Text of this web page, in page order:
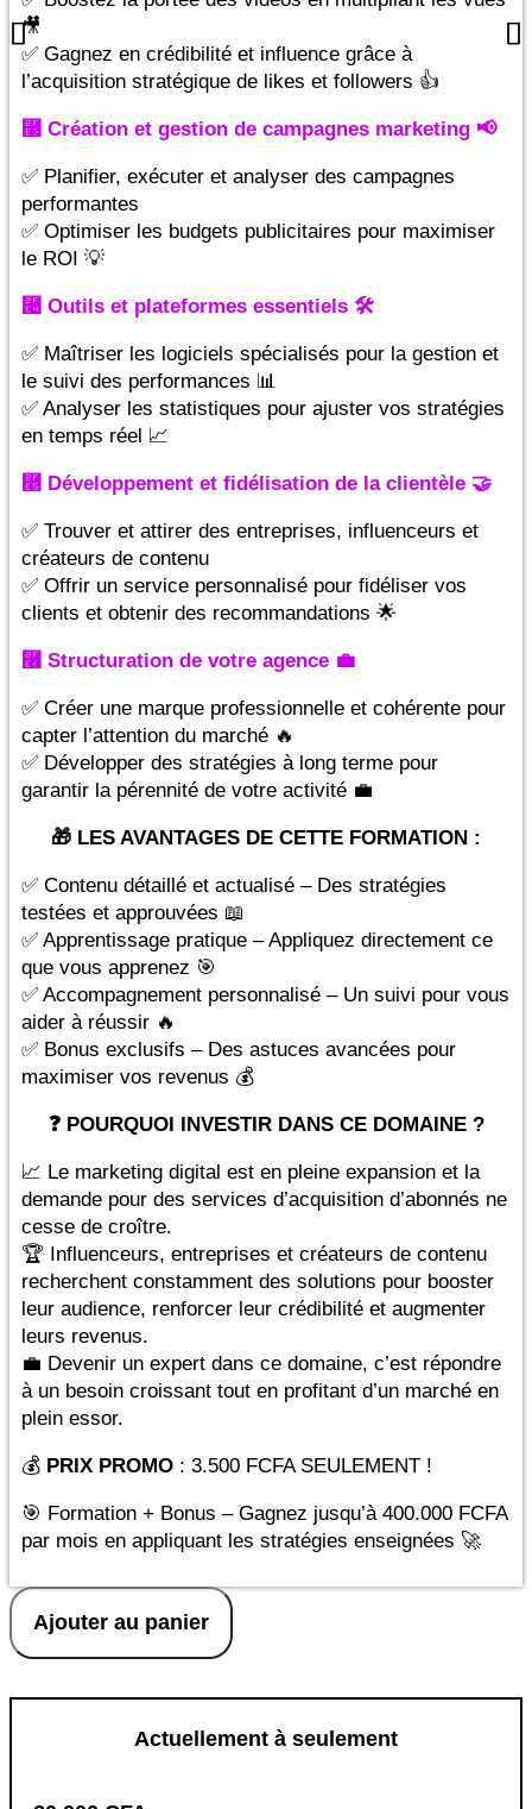
🎥
✅ Gagnez en crédibilité et influence grâce à
l’acquisition stratégique de likes et followers 👍
⿣ Création et gestion de campagnes marketing 📢
✅ Planifier, exécuter et analyser des campagnes
performantes
✅ Optimiser les budgets publicitaires pour maximiser
le ROI 💡
⿤ Outils et plateformes essentiels 🛠
✅ Maîtriser les logiciels spécialisés pour la gestion et
le suivi des performances 📊
✅ Analyser les statistiques pour ajuster vos stratégies
en temps réel 📈
⿥ Développement et fidélisation de la clientèle 🤝
✅ Trouver et attirer des entreprises, influenceurs et
créateurs de contenu
✅ Offrir un service personnalisé pour fidéliser vos
clients et obtenir des recommandations 🌟
⿦ Structuration de votre agence 💼
✅ Créer une marque professionnelle et cohérente pour
capter l’attention du marché 🔥
✅ Développer des stratégies à long terme pour
garantir la pérennité de votre activité 💼
🎁 LES AVANTAGES DE CETTE FORMATION :
✅ Contenu détaillé et actualisé – Des stratégies
testées et approuvées 📖
✅ Apprentissage pratique – Appliquez directement ce
que vous apprenez 🎯
✅ Accompagnement personnalisé – Un suivi pour vous
aider à réussir 🔥
✅ Bonus exclusifs – Des astuces avancées pour
maximiser vos revenus 💰
❓ POURQUOI INVESTIR DANS CE DOMAINE ?
📈 Le marketing digital est en pleine expansion et la
demande pour des services d’acquisition d’abonnés ne
cesse de croître.
🏆 Influenceurs, entreprises et créateurs de contenu
recherchent constamment des solutions pour booster
leur audience, renforcer leur crédibilité et augmenter
leurs revenus.
💼 Devenir un expert dans ce domaine, c’est répondre
à un besoin croissant tout en profitant d’un marché en
plein essor.
💰 PRIX PROMO : 3.500 FCFA SEULEMENT !
🎯 Formation + Bonus – Gagnez jusqu’à 400.000 FCFA
par mois en appliquant les stratégies enseignées 🚀
quantité
Montez
votre
Digitale
Ajouter au panier
Actuellement à seulement